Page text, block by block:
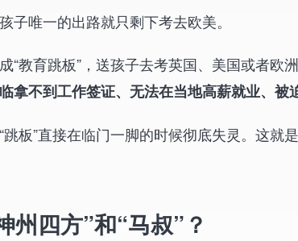
唯一的出路就只剩下考去欧美。
教育跳板”，送孩子去考英国、美国或者欧
不到工作签证、无法在当地高薪就业、被
板”直接在临门一脚的时候彻底失灵。这就
州四方”和“马叔”？